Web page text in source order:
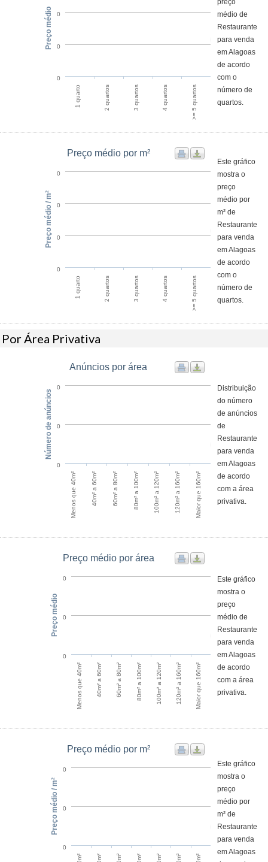
1 quarto 2 quartos 3 quartos 4 quartos >= 5 quartos
0
0
0
Preço médio
preço
médio de
Restaurante
para venda
em Alagoas
de acordo
com o
número de
quartos.
Preço médio por m²
1 quarto 2 quartos 3 quartos 4 quartos >= 5 quartos
0
0
0
0
Preço médio / m²
Este gráfico
mostra o
preço
médio por
m² de
Restaurante
para venda
em Alagoas
de acordo
com o
número de
quartos.
Por Área Privativa
Anúncios por área
Menos que 40m² 40m² a 60m² 60m² a 80m² 80m² a 100m² 100m² a 120m² 120m² a 160m² Maior que 160m²
0
0
0
Número de anúncios
Distribuição
do número
de anúncios
de
Restaurante
para venda
em Alagoas
de acordo
com a área
privativa.
Preço médio por área
Menos que 40m² 40m² a 60m² 60m² a 80m² 80m² a 100m² 100m² a 120m² 120m² a 160m² Maior que 160m²
0
0
0
Preço médio
Este gráfico
mostra o
preço
médio de
Restaurante
para venda
em Alagoas
de acordo
com a área
privativa.
Preço médio por m²
0
0
0
Preço médio / m²
Este gráfico
mostra o
preço
médio por
m² de
Restaurante
para venda
em Alagoas